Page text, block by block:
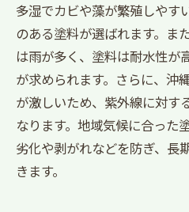
多湿でカビや藻が繁殖しやす
のある塗料が選ばれます。ま
は雨が多く、塗料は耐水性が
が求められます。さらに、沖
が激しいため、紫外線に対す
なります。地域気候に合った
劣化や剥がれなどを防ぎ、長
きます。